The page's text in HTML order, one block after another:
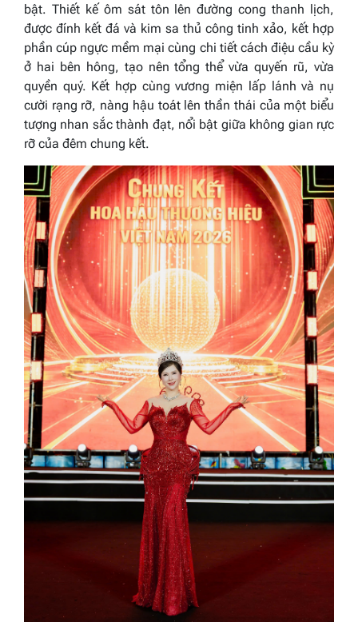
bật. Thiết kế ôm sát tôn lên đường cong thanh lịch,
được đính kết đá và kim sa thủ công tinh xảo, kết hợp
phần cúp ngực mềm mại cùng chi tiết cách điệu cầu kỳ
ở hai bên hông, tạo nên tổng thể vừa quyến rũ, vừa
quyền quý. Kết hợp cùng vương miện lấp lánh và nụ
cười rạng rỡ, nàng hậu toát lên thần thái của một biểu
tượng nhan sắc thành đạt, nổi bật giữa không gian rực
rỡ của đêm chung kết.